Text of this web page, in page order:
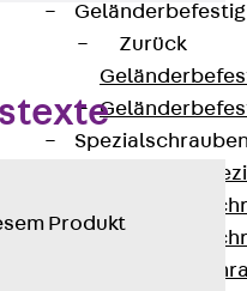
Zurück
Produkt